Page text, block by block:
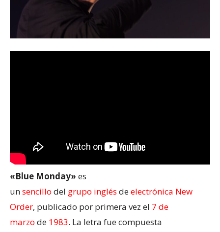
«Blue Monday» es
unsencillo del grupo inglés deelectrónica New
Order, publicado por primera vez el 7 de
marzo de 1983. La letra fue compuesta